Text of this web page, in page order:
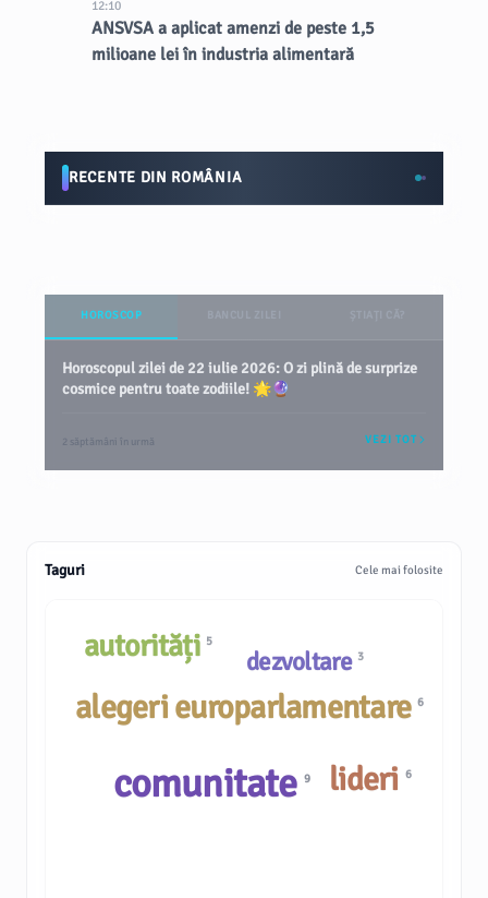
12:10
ANSVSA a aplicat amenzi de peste 1,5
milioane lei în industria alimentară
RECENTE DIN ROMÂNIA
HOROSCOP
Horoscopul zilei de 22 iulie 2026: O zi plină de surprize
cosmice pentru toate zodiile! 🌟🔮
2 săptămâni în urmă VEZI TOT
Taguri Cele mai folosite
dezvoltare 3
alegeri europarlamentare6
lideri 6
comunitate9
autorități 5